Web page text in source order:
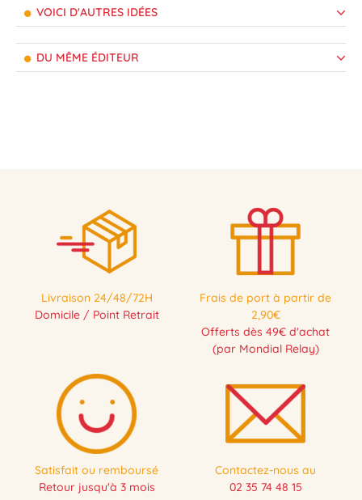
VOICI D'AUTRES IDÉES
DU MÊME ÉDITEUR
Livraison 24/48/72H
Domicile / Point Retrait
Frais de port à partir de
2,90€
Offerts dès 49€ d'achat
(par Mondial Relay)
Satisfait ou remboursé
Retour jusqu'à 3 mois
Contactez-nous au
02 35 74 48 15